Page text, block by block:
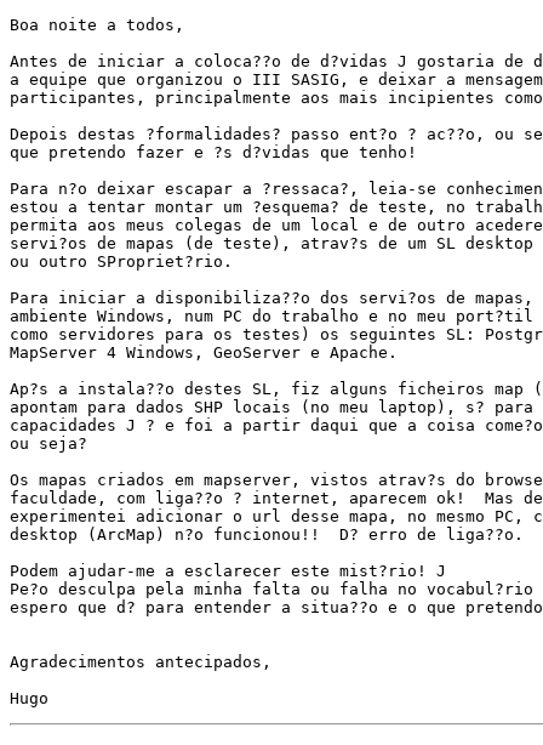
Boa noite a todos,
Antes de iniciar a coloca??o de d?vidas J gostaria de
a equipe que organizou o III SASIG, e deixar a
participantes, principalmente aos mais incipientes
Depois destas ?formalidades? passo ent?o ? ac??o, ou
que pretendo fazer e ?s d?vidas que tenho!
Para n?o deixar escapar a ?ressaca?, leia-se
estou a tentar montar um ?esquema? de teste, no
permita aos meus colegas de um local e de outro
servi?os de mapas (de teste), atrav?s de um SL desktop
ou outro SPropriet?rio.
Para iniciar a disponibiliza??o dos servi?os de
ambiente Windows, num PC do trabalho e no meu
como servidores para os testes) os seguintes SL:
MapServer 4 Windows, GeoServer e Apache.
Ap?s a instala??o destes SL, fiz alguns ficheiros map
apontam para dados SHP locais (no meu laptop), s?
capacidades J ? e foi a partir daqui que a coisa
ou seja?
Os mapas criados em mapserver, vistos atrav?s do
faculdade, com liga??o ? internet, aparecem ok!  Mas
experimentei adicionar o url desse mapa, no mesmo PC,
desktop (ArcMap) n?o funcionou!!  D? erro de liga??o.
Podem ajudar-me a esclarecer este mist?rio! J
Pe?o desculpa pela minha falta ou falha no
espero que d? para entender a situa??o e o que
Agradecimentos antecipados,